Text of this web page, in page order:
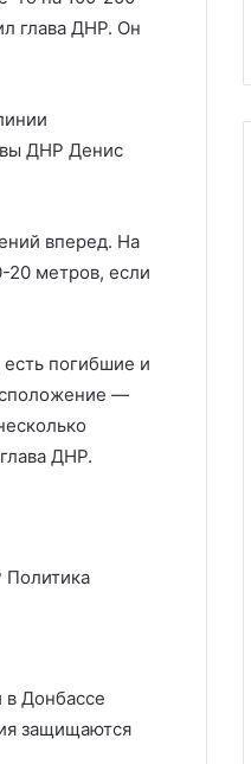
глава ДНР. Он
ДНР Денис
вперед. На
20 метров, если
погибшие и
—
ДНР.
Политика
в Донбассе
защищаются
США, Украина и Европа